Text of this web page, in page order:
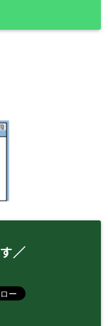
／